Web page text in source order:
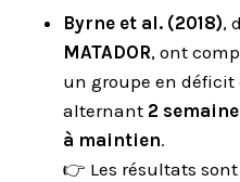
Byrne et al. (2018),
MATADOR, ont
un groupe en
alternant 2
à maintien.
👉 Les résultats